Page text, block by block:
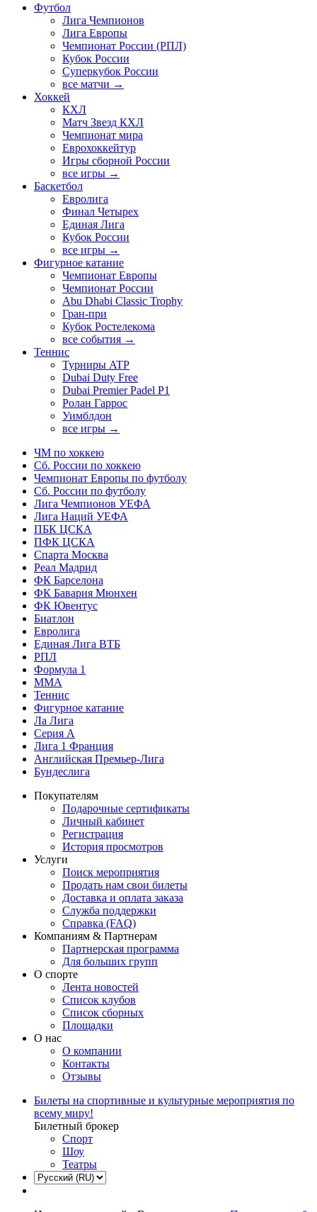
Футбол
Лига Чемпионов
Лига Европы
Чемпионат России (РПЛ)
Кубок России
Суперкубок России
все матчи →
Хоккей
КХЛ
Матч Звезд КХЛ
Чемпионат мира
Еврохоккейтур
Игры сборной России
все игры →
Баскетбол
Евролига
Финал Четырех
Единая Лига
Кубок России
все игры →
Фигурное катание
Чемпионат Европы
Чемпионат России
Abu Dhabi Classic Trophy
Гран-при
Кубок Ростелекома
все события →
Теннис
Турниры ATP
Dubai Duty Free
Dubai Premier Padel P1
Ролан Гаррос
Уимблдон
все игры →
ЧМ по хоккею
Сб. России по хоккею
Чемпионат Европы по футболу
Сб. России по футболу
Лига Чемпионов УЕФА
Лига Наций УЕФА
ПБК ЦСКА
ПФК ЦСКА
Спарта Москва
Реал Мадрид
ФК Барселона
ФК Бавария Мюнхен
ФК Ювентус
Биатлон
Евролига
Единая Лига ВТБ
РПЛ
Формула 1
MMA
Теннис
Фигурное катание
Ла Лига
Серия А
Лига 1 Франция
Английская Премьер-Лига
Бундеслига
Покупателям
Подарочные сертификаты
Личный кабинет
Регистрация
История просмотров
Услуги
Поиск мероприятия
Продать нам свои билеты
Доставка и оплата заказа
Служба поддержки
Справка (FAQ)
Компаниям & Партнерам
Партнерская программа
Для больших групп
О спорте
Лента новостей
Список клубов
Список сборных
Площадки
О нас
О компании
Контакты
Отзывы
Билеты на спортивные и культурные мероприятия по
всему миру!
Билетный брокер
Спорт
Шоу
Театры